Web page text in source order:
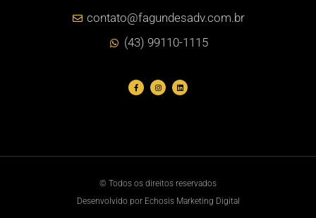
contato@fagundesadv.com.br
(43) 99110-1115
© Todos os direitos reservados
Desenvolvido por Echosis Marketing Digital